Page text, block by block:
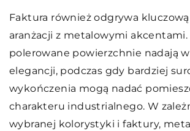
Faktura również odgrywa
aranżacji z metalowymi akcentami.
polerowane powierzchnie nadają
elegancji, podczas gdy bardziej
wykończenia mogą nadać
charakteru industrialnego. W
wybranej kolorystyki i faktury,